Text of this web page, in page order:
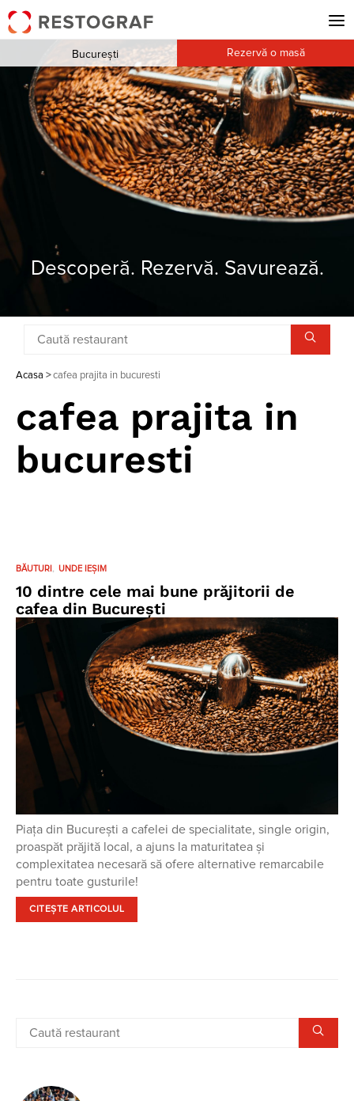
Descoperă. Rezervă. Savurează.
București Rezervă o masă
Acasa >cafea prajita in bucuresti
cafea prajita in
bucuresti
BĂUTURI UNDE IEȘIM
10 dintre cele mai bune prăjitorii de
cafea din București
Piața din București a cafelei de specialitate, single origin,
proaspăt prăjită local, a ajuns la maturitatea și
complexitatea necesară să ofere alternative remarcabile
pentru toate gusturile!
CITEȘTE ARTICOLUL